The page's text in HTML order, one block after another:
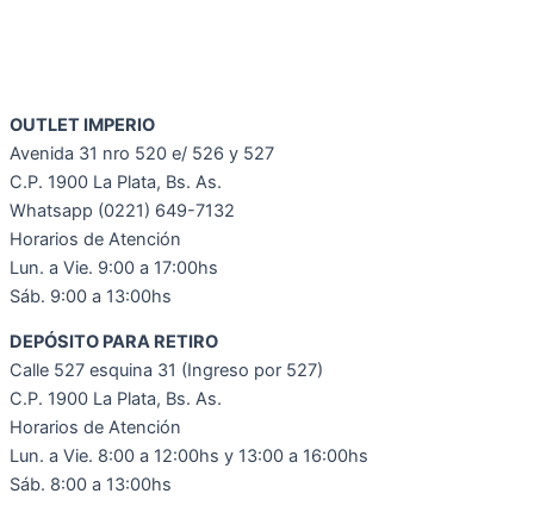
OUTLET IMPERIO
Avenida 31 nro 520 e/ 526 y 527
C.P. 1900 La Plata, Bs. As.
Whatsapp (0221) 649-7132
Horarios de Atención
Lun. a Vie. 9:00 a 17:00hs
Sáb. 9:00 a 13:00hs
DEPÓSITO PARA RETIRO
Calle 527 esquina 31 (Ingreso por 527)
C.P. 1900 La Plata, Bs. As.
Horarios de Atención
Lun. a Vie. 8:00 a 12:00hs y 13:00 a 16:00hs
Sáb. 8:00 a 13:00hs